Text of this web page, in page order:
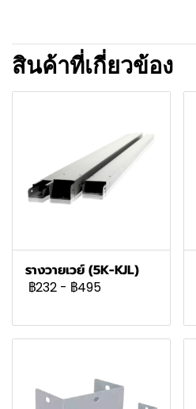
สินค้าที่เกี่ยวข้อง
รางวายเวย์ (5K-KJL)
฿232 - ฿495